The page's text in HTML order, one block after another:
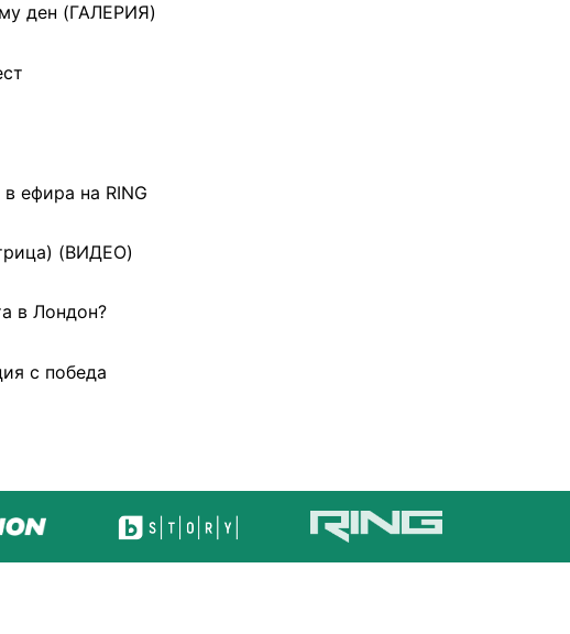
ден (ГАЛЕРИЯ)
ефира на RING
(ВИДЕО)
в Лондон?
с победа